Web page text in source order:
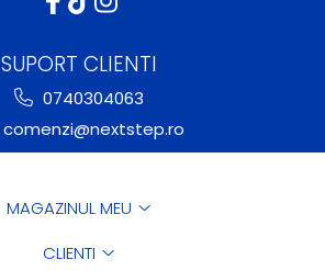
SUPORT CLIENTI
0740304063
comenzi@nextstep.ro
MAGAZINUL MEU
CLIENTI